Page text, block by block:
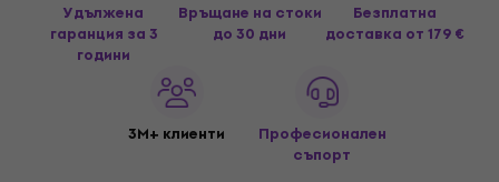
Удължена
гаранция за 3
години
Връщане на стоки
до 30 дни
Безплатна
доставка от 179 €
3M+ клиенти
Професионален
съпорт